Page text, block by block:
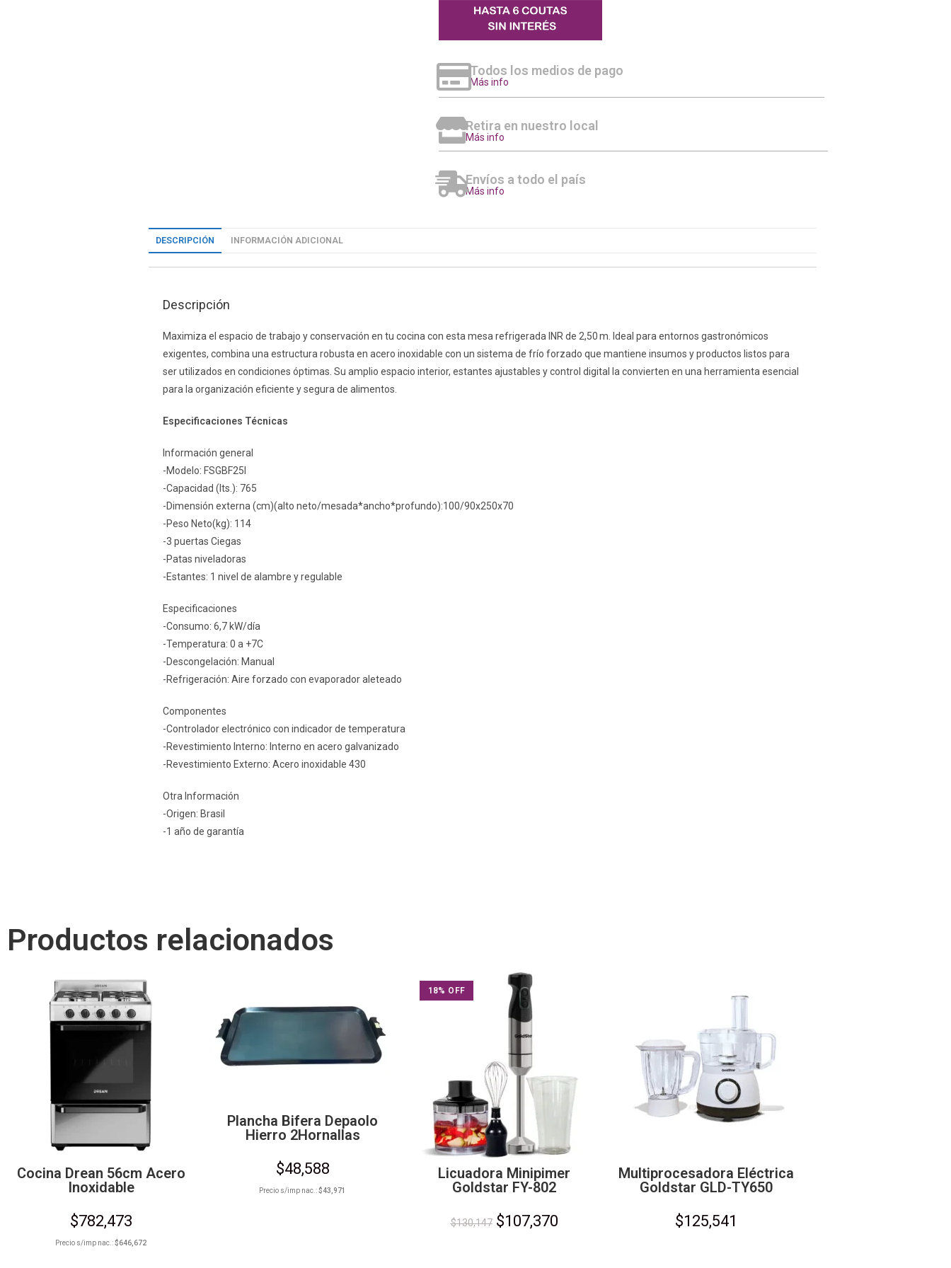
Todos los medios de pago
Más info
Retira en nuestro local
Más info
Envíos a todo el país
Más info
DESCRIPCIÓN INFORMACIÓN ADICIONAL
Descripción
Maximiza el espacio de trabajo y conservación en tu cocina con esta mesa refrigerada INR de 2,50 m. Ideal para entornos gastronómicos
exigentes, combina una estructura robusta en acero inoxidable con un sistema de frío forzado que mantiene insumos y productos listos para
ser utilizados en condiciones óptimas. Su amplio espacio interior, estantes ajustables y control digital la convierten en una herramienta esencial
para la organización eficiente y segura de alimentos.
Especificaciones Técnicas
Información general
-Modelo: FSGBF25I
-Capacidad (lts.): 765
-Dimensión externa (cm)(alto neto/mesada*ancho*profundo):100/90x250x70
-Peso Neto(kg): 114
-3 puertas Ciegas
-Patas niveladoras
-Estantes: 1 nivel de alambre y regulable
Especificaciones
-Consumo: 6,7 kW/día
-Temperatura: 0 a +7C
-Descongelación: Manual
-Refrigeración: Aire forzado con evaporador aleteado
Componentes
-Controlador electrónico con indicador de temperatura
-Revestimiento Interno: Interno en acero galvanizado
-Revestimiento Externo: Acero inoxidable 430
Otra Información
-Origen: Brasil
-1 año de garantía
Productos relacionados
Cocina Drean 56cm Acero
Inoxidable
$782,473
Precio s/imp nac.:$646,672
Plancha Bifera Depaolo
Hierro 2Hornallas
$48,588
Precio s/imp nac.:$43,971
18% OFF
Licuadora Minipimer
Goldstar FY-802
$130,147 $107,370
Multiprocesadora Eléctrica
Goldstar GLD-TY650
$125,541